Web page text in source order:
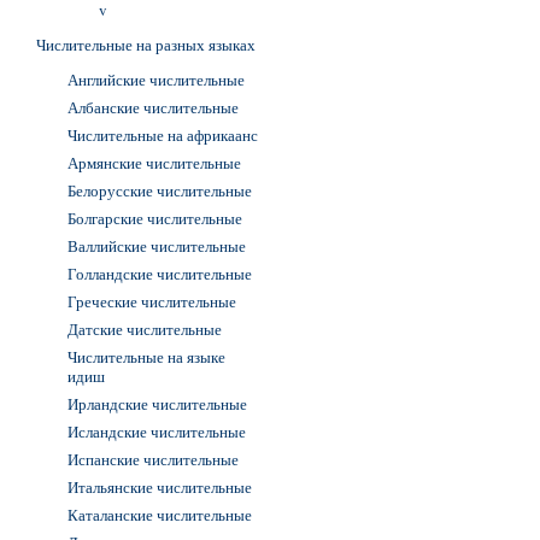
v
Числительные на разных языках
Английские числительные
Албанские числительные
Числительные на африкаанс
Армянские числительные
Белорусские числительные
Болгарские числительные
Валлийские числительные
Голландские числительные
Греческие числительные
Датские числительные
Числительные на языке
идиш
Ирландские числительные
Исландские числительные
Испанские числительные
Итальянские числительные
Каталанские числительные